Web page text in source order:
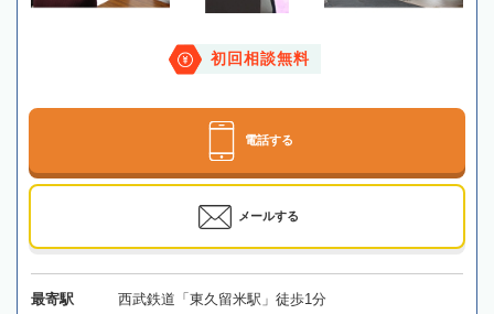
初回相談無料
電話する
メールする
最寄駅 西武鉄道「東久留米駅」徒歩1分